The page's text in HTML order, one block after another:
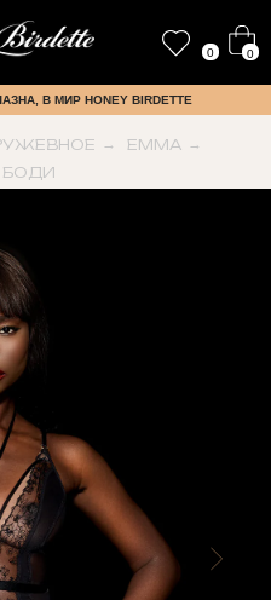
0 0
В МИР HONEY BIRDETTE
→ EMMA →
БОДИ